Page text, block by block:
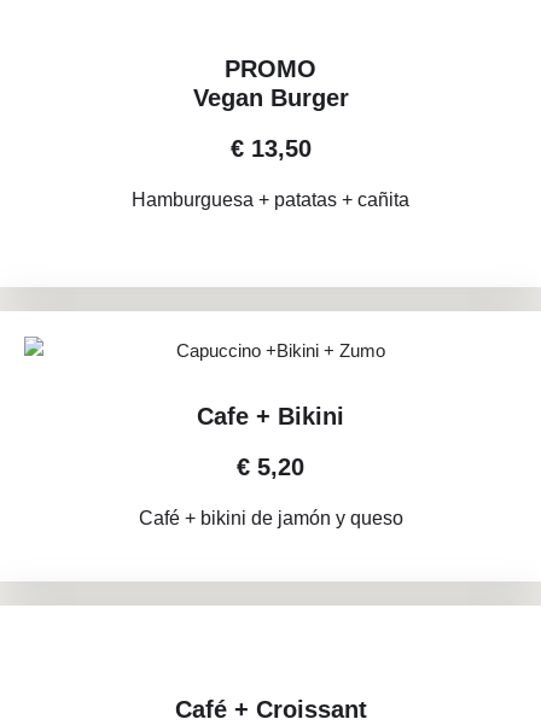
PROMO
Vegan Burger
€ 13,50
Hamburguesa + patatas + cañita
Cafe + Bikini
€ 5,20
Café + bikini de jamón y queso
Café + Croissant